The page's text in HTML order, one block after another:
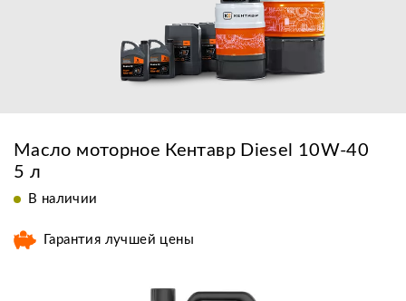
Масло моторное Кентавр Diesel 10W-40
5 л
В наличии
Гарантия лучшей цены